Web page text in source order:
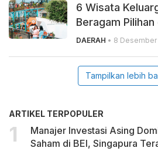
6 Wisata
Beragam
DAERAH • 8 Desember
Tampilkan lebih
ARTIKEL TERPOPULER
Manajer Investasi Asing
Saham di BEI, Singapura